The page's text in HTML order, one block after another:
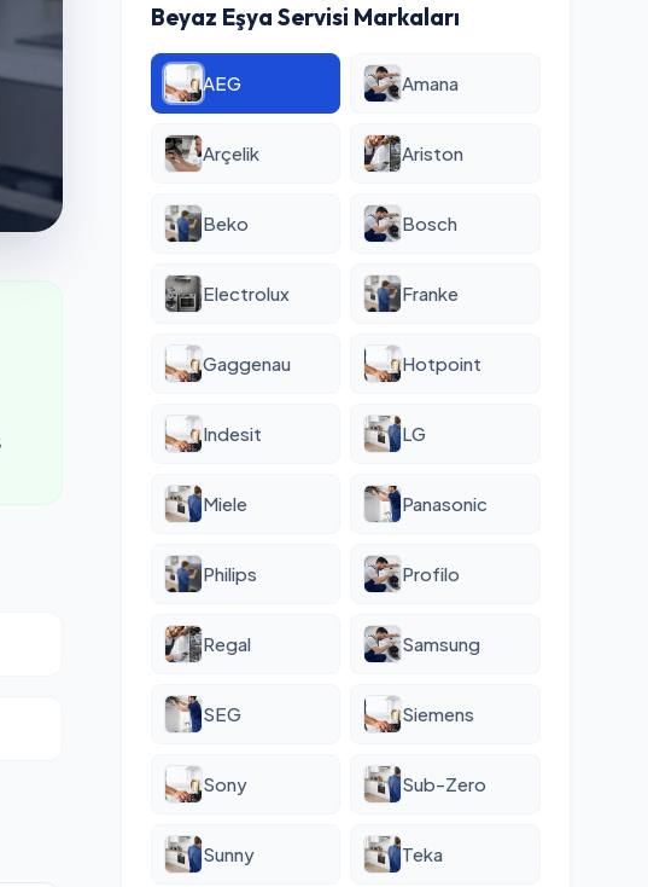
Beyaz Eşya Servisi Markaları
AEG Amana
Arçelik Ariston
Beko Bosch
Electrolux Franke
Gaggenau Hotpoint
Indesit LG
Miele Panasonic
Philips Profilo
Regal Samsung
SEG Siemens
Sony Sub-Zero
Sunny Teka